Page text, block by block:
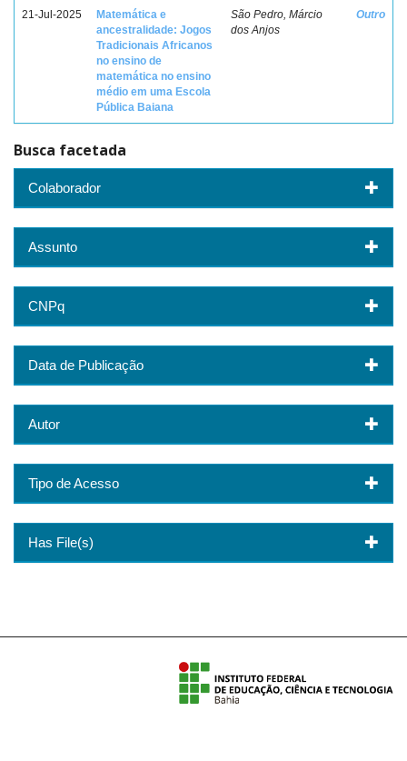
21-Jul-2025
Matemática e
ancestralidade: Jogos
Tradicionais Africanos
no ensino de
matemática no ensino
médio em uma Escola
Pública Baiana
São Pedro, Márcio
dos Anjos
Outro
Busca facetada
Colaborador
Assunto
CNPq
Data de Publicação
Autor
Tipo de Acesso
Has File(s)